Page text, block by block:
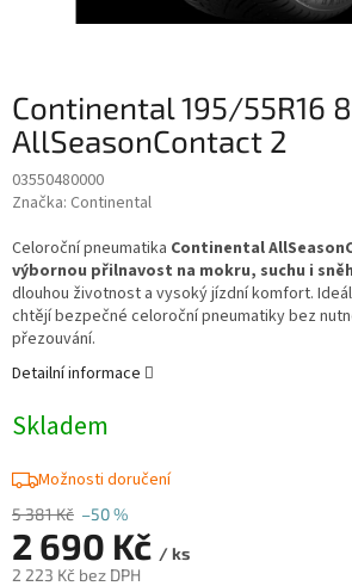
Continental 195/55R16
AllSeasonContact 2
03550480000
Značka: Continental
5 381 Kč –50 %
2 690 Kč / ks
2 223 Kč bez DPH
Skladem
Možnosti doručení
Celoroční pneumatika Continental
výbornou přilnavost na mokru, suchu i
dlouhou životnost a vysoký jízdní komfort.
chtějí bezpečné celoroční pneumatiky bez
přezouvání.
Detailní informace